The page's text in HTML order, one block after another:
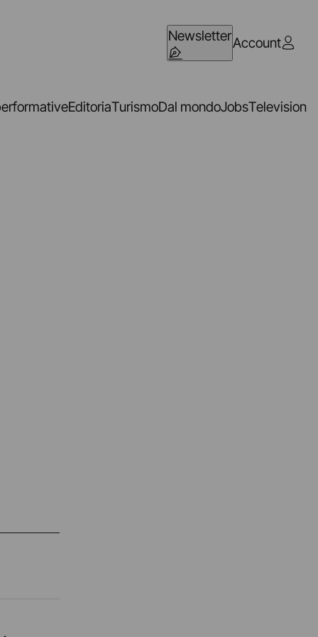
NewsletterAccount
EditoriaTurismoDal mondoJobsTelevision